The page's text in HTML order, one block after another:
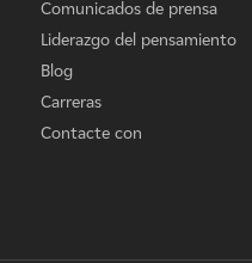
Comunicados de prensa
Liderazgo del pensamiento
Blog
Carreras
Contacte con